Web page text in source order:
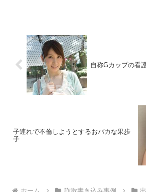
自称Gカップの看
子連れで不倫しようとするおバカな果歩
子